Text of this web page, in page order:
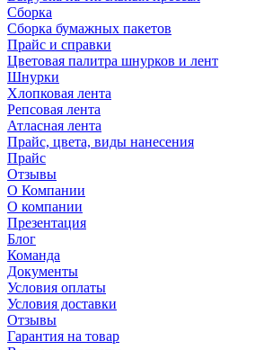
Сборка
Сборка бумажных пакетов
Прайс и справки
Цветовая палитра шнурков и лент
Шнурки
Хлопковая лента
Репсовая лента
Атласная лента
Прайс, цвета, виды нанесения
Прайс
Отзывы
О Компании
О компании
Презентация
Блог
Команда
Документы
Условия оплаты
Условия доставки
Отзывы
Гарантия на товар